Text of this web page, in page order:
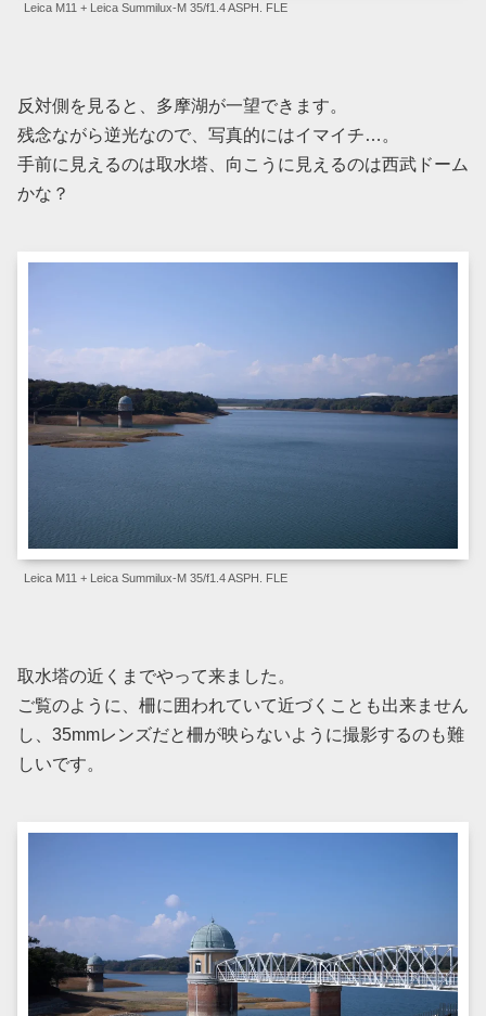
Leica M11 + Leica Summilux-M 35/f1.4 ASPH. FLE
反対側を見ると、多摩湖が一望できます。
残念ながら逆光なので、写真的にはイマイチ…。
手前に見えるのは取水塔、向こうに見えるのは西武ドーム
かな？
Leica M11 + Leica Summilux-M 35/f1.4 ASPH. FLE
取水塔の近くまでやって来ました。
ご覧のように、柵に囲われていて近づくことも出来ません
し、35mmレンズだと柵が映らないように撮影するのも難
しいです。